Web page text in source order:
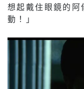
想起戴住眼鏡的阿
動！」